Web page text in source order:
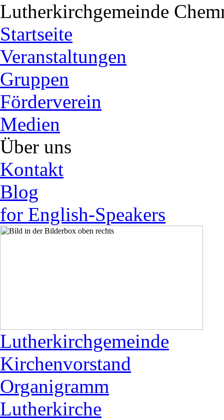
Lutherkirchgemeinde
Startseite
Veranstaltungen
Gruppen
Förderverein
Medien
Über uns
Kontakt
Blog
for English-Speakers
Lutherkirchgemeinde
Kirchenvorstand
Organigramm
Lutherkirche